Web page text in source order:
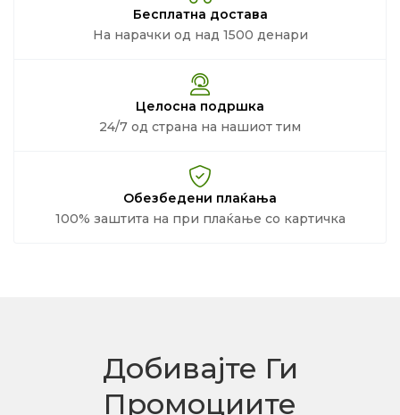
Бесплатна достава
На нарачки од над 1500 денари
Целосна подршка
24/7 од страна на нашиот тим
Обезбедени плаќања
100% заштита на при плаќање со картичка
Добивајте Ги
Промоциите